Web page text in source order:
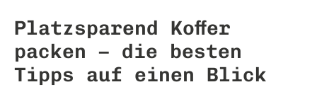
Platzsparend Koffer
packen – die besten
Tipps auf einen Blick